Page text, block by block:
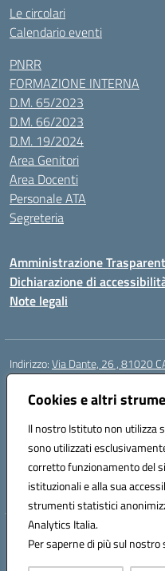
Cookies e altri
Il nostro Istituto non utilizza
sono utilizzati
corretto funzionamento del
istituzionali e alla sua
strumenti statistici
Analytics Italia.
Per saperne di più sul
Le circolari
Calendario eventi
PNRR
FORMAZIONE INTERNA
D.M. 65/2023
D.M. 66/2023
D.M. 19/2024
Area Genitori
Area Docenti
Personale ATA
Segreteria
Amministrazione
Dichiarazione di
Note legali
Indirizzo:Via Dante, 26 , 81020
Centralino:
Posta elettronica certificata
Codice fiscale: 80103200616
Codice meccanografico:
Codice Indice delle Pubbliche
Codice unico di fatturazione (CUF):
Hosting &
Concept &